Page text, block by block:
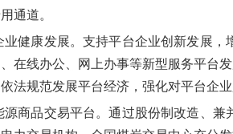
通道。
业健康发展。支持平台企业创新发展
在线办公、网上办事等新型服务平台
法规范发展平台经济，强化对平台企
源商品交易平台。通过股份制改造、